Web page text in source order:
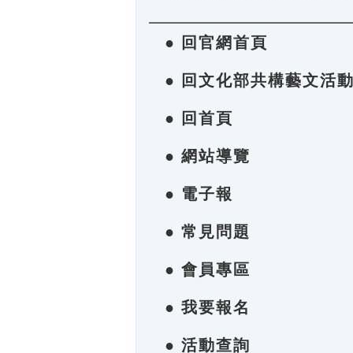
● 回官網首頁
● 回文化部共構藝文活
● 回首頁
● 網站導覽
● 電子報
● 常見問題
● 會員專區
● 我要報名
● 活動查詢